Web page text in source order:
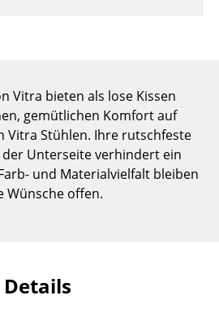
Vitra bieten als lose Kissen
gemütlichen Komfort auf
Vitra Stühlen. Ihre rutschfeste
Unterseite verhindert ein
und Materialvielfalt bleiben
Wünsche offen.
Details